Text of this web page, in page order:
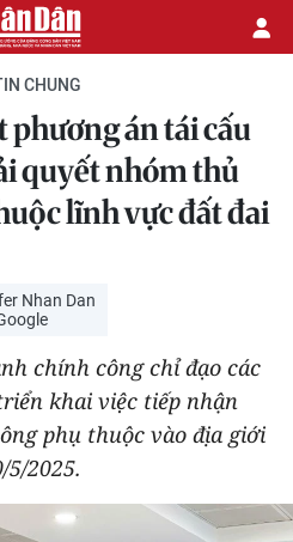
CHUNG
phương án tái cấu
quyết nhóm thủ
lĩnh vực đất đai
Nhan Dan
chính công chỉ đạo các
khai việc tiếp nhận
phụ thuộc vào địa giới
2025.